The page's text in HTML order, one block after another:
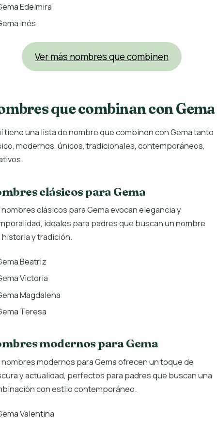
Edelmira
Inés
Ver más nombres que combinen
que combinan con Gema
tiene una lista de nombre que combinen con Gema tanto
modernos, únicos, tradicionales, contemporáneos,
clásicos para Gema
clásicos para Gema evocan elegancia y
ideales para padres que buscan un nombre
historia y tradición.
Beatriz
Victoria
Magdalena
Teresa
modernos para Gema
modernos para Gema ofrecen un toque de
y actualidad, perfectos para padres que buscan una
con estilo contemporáneo.
Valentina